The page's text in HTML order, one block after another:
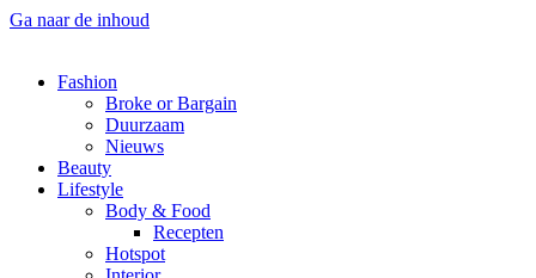
Ga naar de inhoud
Fashion
Broke or Bargain
Duurzaam
Nieuws
Beauty
Lifestyle
Body & Food
Recepten
Hotspot